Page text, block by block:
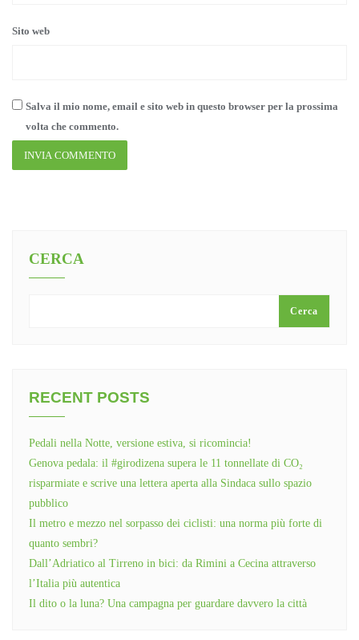
Sito web
Salva il mio nome, email e sito web in questo browser per la prossima
volta che commento.
CERCA
Cerca
RECENT POSTS
Pedali nella Notte, versione estiva, si ricomincia!
Genova pedala: il #girodizena supera le 11 tonnellate di CO₂
risparmiate e scrive una lettera aperta alla Sindaca sullo spazio
pubblico
Il metro e mezzo nel sorpasso dei ciclisti: una norma più forte di
quanto sembri?
Dall’Adriatico al Tirreno in bici: da Rimini a Cecina attraverso
l’Italia più autentica
Il dito o la luna? Una campagna per guardare davvero la città